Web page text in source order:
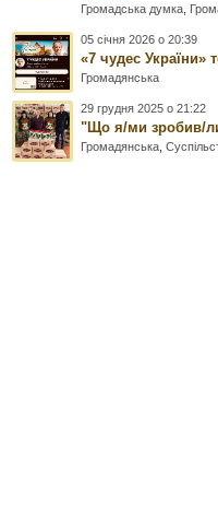
Громадська думка
05 січня 2026 о 20:39
«7 чудес України»
Громадянська
29 грудня 2025 о 21:22
"Що я/ми зробив/
Громадянська ,